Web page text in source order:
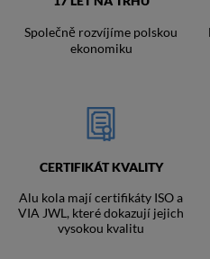
Společně rozvíjíme polskou
ekonomiku
CERTIFIKÁT KVALITY
Alu kola mají certifikáty ISO a
VIA JWL, které dokazují jejich
vysokou kvalitu